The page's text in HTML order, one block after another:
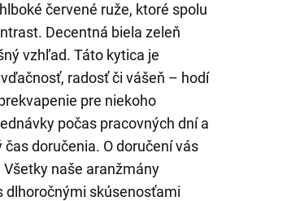
červené ruže, ktoré spolu
Decentná biela zeleň
vzhľad. Táto kytica je
radosť či vášeň – hodí
pre niekoho
počas pracovných dní a
doručenia. O doručení vás
naše aranžmány
dlhoročnými skúsenosťami